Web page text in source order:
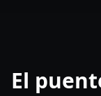
El